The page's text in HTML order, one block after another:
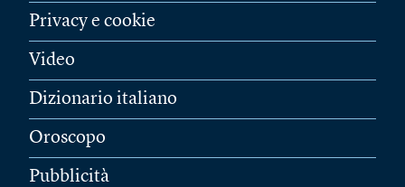
Privacy e cookie
Video
Dizionario italiano
Oroscopo
Pubblicità